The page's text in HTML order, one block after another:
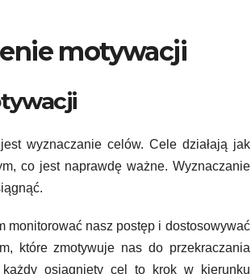
motywacji
wyznaczanie celów. Cele działają jak
co jest naprawdę ważne. Wyznaczanie
monitorować nasz postęp i dostosowywać
które zmotywuje nas do przekraczania
osiągnięty cel to krok w kierunku